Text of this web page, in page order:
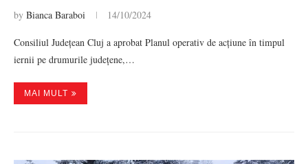
by Bianca Baraboi 14/10/2024
Consiliul Județean Cluj a aprobat Planul operativ de acțiune în timpul
iernii pe drumurile județene,…
MAI MULT